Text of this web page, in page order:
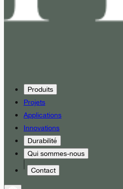
Produits
Projets
Applications
Innovations
Durabilité
Qui sommes-nous
Contact